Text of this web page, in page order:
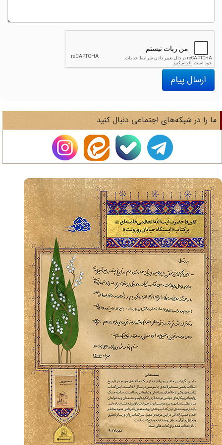
ارسال پیام
را در شبکه‌های اجتماعی دنبال کنید